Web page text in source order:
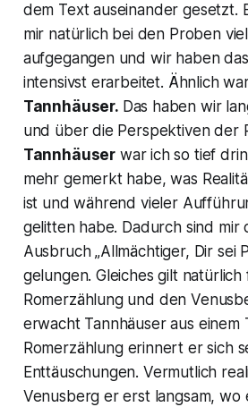
dem Text auseinander gesetzt.
mir natürlich bei den Proben
aufgegangen und wir haben
intensivst erarbeitet. Ähnlich
Tannhäuser. Das haben wir
und über die Perspektiven der
Tannhäuser war ich so tief
mehr gemerkt habe, was
ist und während vieler
gelitten habe. Dadurch sind mir
Ausbruch„Allmächtiger, Dir sei
gelungen. Gleiches gilt natürlich
Romerzählung und den
erwacht Tannhäuser aus einem
Romerzählungerinnert er sich
Enttäuschungen. Vermutlich
Venusberg er erst langsam, wo